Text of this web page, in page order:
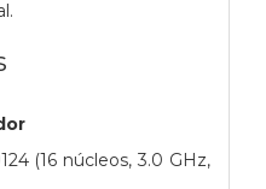
(16 núcleos, 3.0 GHz,